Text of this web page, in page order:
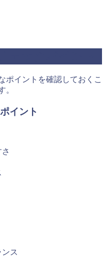
ポイントを確認しておくこ
。
イント
ス